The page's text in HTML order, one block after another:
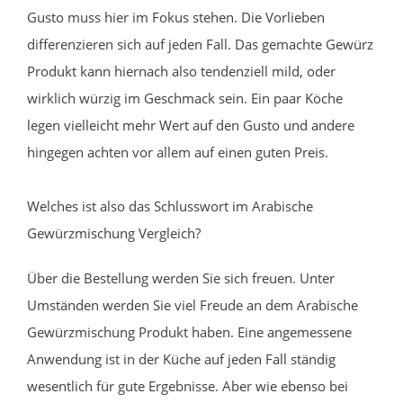
Gusto muss hier im Fokus stehen. Die Vorlieben
differenzieren sich auf jeden Fall. Das gemachte Gewürz
Produkt kann hiernach also tendenziell mild, oder
wirklich würzig im Geschmack sein. Ein paar Köche
legen vielleicht mehr Wert auf den Gusto und andere
hingegen achten vor allem auf einen guten Preis.
Welches ist also das Schlusswort im Arabische
Gewürzmischung Vergleich?
Über die Bestellung werden Sie sich freuen. Unter
Umständen werden Sie viel Freude an dem Arabische
Gewürzmischung Produkt haben. Eine angemessene
Anwendung ist in der Küche auf jeden Fall ständig
wesentlich für gute Ergebnisse. Aber wie ebenso bei